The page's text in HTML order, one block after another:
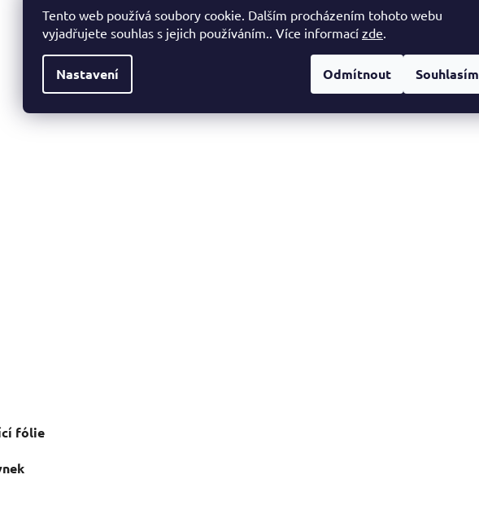
Tento web používá soubory cookie. Dalším procházením tohoto webu
vyjadřujete souhlas s jejich používáním.. Více informací zde.
Nastavení Odmítnout Souhlasím
fólie